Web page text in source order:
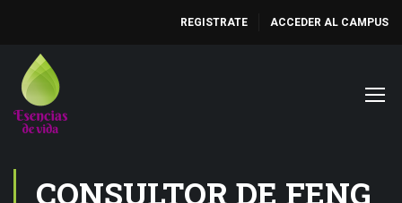
REGISTRATE ACCEDER AL CAMPUS
CONSULTOR DE FENG